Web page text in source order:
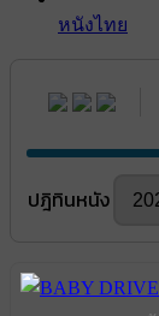
หนังไทย
ปฎิทินหนัง